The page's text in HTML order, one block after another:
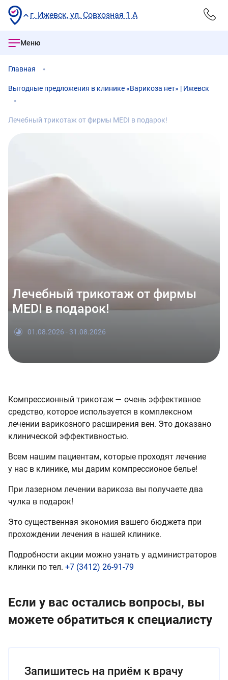
г. Ижевск, ул. Совхозная 1 А
Меню
Главная
Выгодные предложения в клинике «Варикоза нет» | Ижевск
Лечебный трикотаж от фирмы MEDI в подарок!
Лечебный трикотаж от фирмы
MEDI в подарок!
01.08.2026 - 31.08.2026
Компрессионный трикотаж — очень эффективное
средство, которое используется в комплексном
лечении варикозного расширения вен. Это доказано
клинической эффективностью.
Всем нашим пациентам, которые проходят лечение
у нас в клинике, мы дарим компрессионое белье!
При лазерном лечении варикоза вы получаете два
чулка в подарок!
Это существенная экономия вашего бюджета при
прохождении лечения в нашей клинике.
Подробности акции можно узнать у администраторов
клинки по тел. +7 (3412) 26-91-79
Если у вас остались вопросы, вы
можете обратиться к специалисту
Запишитесь на приём к врачу